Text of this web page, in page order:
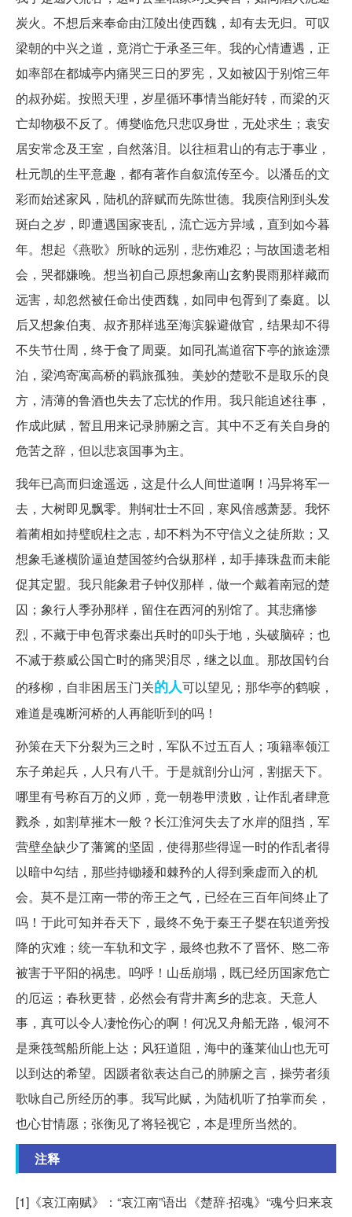
炭火。不想后来奉命由江陵出使西魏，却有去无归。可叹
梁朝的中兴之道，竟消亡于承圣三年。我的心情遭遇，正
如率部在都城亭内痛哭三日的罗宪，又如被囚于别馆三年
的叔孙婼。按照天理，岁星循环事情当能好转，而梁的灭
亡却物极不反了。傅燮临危只悲叹身世，无处求生；袁安
居安常念及王室，自然落泪。以往桓君山的有志于事业，
杜元凯的生平意趣，都有著作自叙流传至今。以潘岳的文
彩而始述家风，陆机的辞赋而先陈世德。我庾信刚到头发
斑白之岁，即遭遇国家丧乱，流亡远方异域，直到如今暮
年。想起《燕歌》所咏的远别，悲伤难忍；与故国遗老相
会，哭都嫌晚。想当初自己原想象南山玄豹畏雨那样藏而
远害，却忽然被任命出使西魏，如同申包胥到了秦庭。以
后又想象伯夷、叔齐那样逃至海滨躲避做官，结果却不得
不失节仕周，终于食了周粟。如同孔嵩道宿下亭的旅途漂
泊，梁鸿寄寓高桥的羁旅孤独。美妙的楚歌不是取乐的良
方，清薄的鲁酒也失去了忘忧的作用。我只能追述往事，
作成此赋，暂且用来记录肺腑之言。其中不乏有关自身的
危苦之辞，但以悲哀国事为主。
我年已高而归途遥远，这是什么人间世道啊！冯异将军一
去，大树即见飘零。荆轲壮士不回，寒风倍感萧瑟。我怀
着蔺相如持璧睨柱之志，却不料为不守信义之徒所欺；又
想象毛遂横阶逼迫楚国签约合纵那样，却手捧珠盘而未能
促其定盟。我只能象君子钟仪那样，做一个戴着南冠的楚
囚；象行人季孙那样，留住在西河的别馆了。其悲痛惨
烈，不藏于申包胥求秦出兵时的叩头于地，头破脑碎；也
不减于蔡威公国亡时的痛哭泪尽，继之以血。那故国钓台
的移柳，自非困居玉门关的人可以望见；那华亭的鹤唳，
难道是魂断河桥的人再能听到的吗！
孙策在天下分裂为三之时，军队不过五百人；项籍率领江
东子弟起兵，人只有八千。于是就剖分山河，割据天下。
哪里有号称百万的义师，竟一朝卷甲溃败，让作乱者肆意
戮杀，如割草摧木一般？长江淮河失去了水岸的阻挡，军
营壁垒缺少了藩篱的坚固，使得那些得逞一时的作乱者得
以暗中勾结，那些持锄耰和棘矜的人得到乘虚而入的机
会。莫不是江南一带的帝王之气，已经在三百年间终止了
吗！于此可知并吞天下，最终不免于秦王子婴在轵道旁投
降的灾难；统一车轨和文字，最终也救不了晋怀、愍二帝
被害于平阳的祸患。呜呼！山岳崩塌，既已经历国家危亡
的厄运；春秋更替，必然会有背井离乡的悲哀。天意人
事，真可以令人凄怆伤心的啊！何况又舟船无路，银河不
是乘筏驾船所能上达；风狂道阻，海中的蓬莱仙山也无可
以到达的希望。因踬者欲表达自己的肺腑之言，操劳者须
歌咏自己所经历的事。我写此赋，为陆机听了拍掌而矣，
也心甘情愿；张衡见了将轻视它，本是理所当然的。
注释
[1]《哀江南赋》：“哀江南”语出《楚辞·招魂》“魂兮归来哀